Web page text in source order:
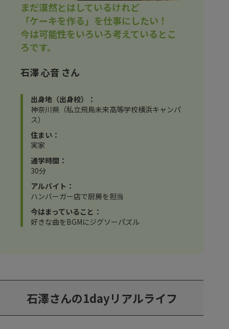
まだ漠然とはしているけれど
「ケーキを作る」を仕事にしたい！
今は可能性をいろいろ考えているとこ
ろです。
石澤 心音 さん
出身地（出身校）：
神奈川県（私立飛鳥未来高等学校横浜キャンパ
ス）
住まい：
実家
通学時間：
30分
アルバイト：
ハンバーガー店で厨房を担当
今はまっていること：
好きな曲をBGMにジグソーパズル
石澤さんの1dayリアルライフ